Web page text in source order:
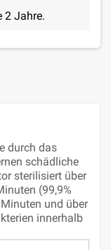
2 Jahre.
durch das
schädliche
sterilisiert über
(99,9%
und über
innerhalb